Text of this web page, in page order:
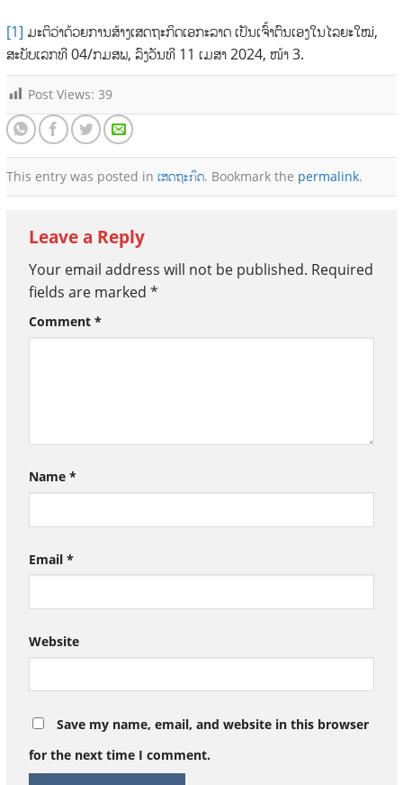
[1] ມະຕິວ່າດ້ວຍການສ້າງເສດຖະກິດເອກະລາດ ເປັນເຈົ້າຕົນເອງໃນໄລຍະໃໝ່,
ສະບັບເລກທີ 04/ກມສພ, ລົງວັນທີ 11 ເມສາ 2024, ໜ້າ 3.
Post Views: 39
This entry was posted in ເສດຖະກິດ. Bookmark the permalink.
Leave a Reply
Your email address will not be published. Required
fields are marked *
Comment *
Name *
Email *
Website
Save my name, email, and website in this browser
for the next time I comment.